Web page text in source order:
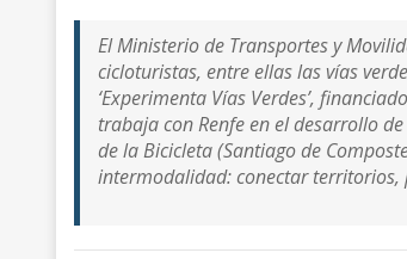
El Ministerio de Transportes y
cicloturistas, entre ellas las vías
‘Experimenta Vías Verdes’,
trabaja con Renfe en el desarrollo
de la Bicicleta (Santiago de
intermodalidad: conectar territorios,